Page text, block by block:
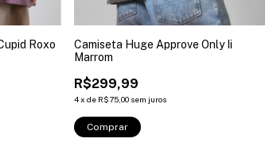
Roxo
Camiseta Huge Approve Only Ii
Marrom
R$299,99
4 x de R$75,00 sem juros
Comprar